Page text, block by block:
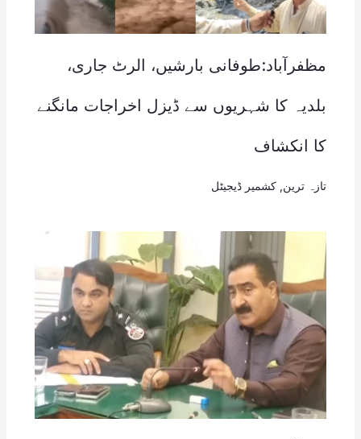
مظفرآباد:طوفانی بارشیں، الرٹ جاری،
بلدیہ کا شہریوں سے ڈیزل اخراجات مانگنے
کا انکشاف
تازہ ترین کشمیر ڈیجیٹل